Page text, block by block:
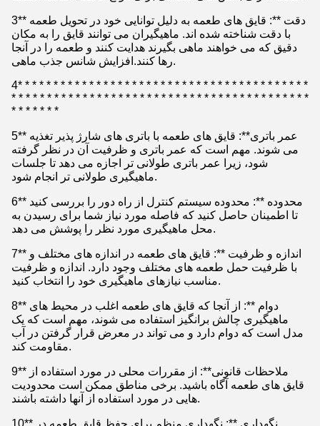
3** دقت **: قایق های طعمه به دلیل توانایی خود در تحویل طعمه
با دقت شناخته شده اند. ماهیگیران می توانند قایق را به مکان
دقیق که می خواهند ماهی بگیرند هدایت کنند و طعمه را در آنجا
رها کنند.افزایش شانس جذب ماهی.
4* * * * * * * * * * * * * * * * * * * * * * * * * * * * * * * * * * * * * * * * *
* * * * * * * * * * * * * * * * * * * * * * * * * * * * * * * * * * * * * * * * * *
* * * * * * *
5** عمر باتری**: قایق های طعمه با باتری های شارژ پذیر تغذیه
می شوند. مهم است که عمر باتری و ظرفیت آن در نظر گرفته
شود، زیرا عمر باتری طولانی تر اجازه می دهد تا جلسات
ماهیگیری طولانی تر انجام شود.
6** محدوده **: محدوده سیستم کنترل از راه دور را بررسی کنید
تا اطمینان حاصل کنید که فاصله مورد نیاز شما برای رسیدن به
محل ماهیگیری مورد نظر را پوشش می دهد.
7** اندازه و ظرفیت **: قایق های طعمه در اندازه های مختلف و
با ظرفیت حمل طعمه های مختلف وجود دارد. اندازه و ظرفیت
مناسب نیازهای ماهیگیری خود را انتخاب کنید.
8** دوام **: از آنجا که قایق های طعمه اغلب در محیط های
ماهیگیری چالش برانگیز استفاده می شوند، مهم است که یک
مدل است که دوام دارد و می تواند در معرض قرار گرفتن در آب
مقاومت کند.
9** ملاحظات قانونی**: از مقررات محلی در مورد استفاده از
قایق های طعمه آگاه باشید. برخی مناطق ممکن است محدودیت
هایی در مورد استفاده از آنها داشته باشند.
10** نگهداری **: نگهداری منظم برای حفظ قایق طعمه در